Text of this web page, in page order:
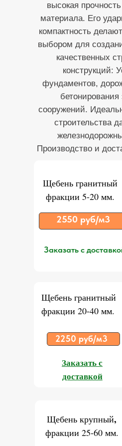
Щебень гранитный
фракции 5-20 мм.
2550 руб/м3
Щебень гранитный
фракции 20-40 мм.
2250 руб/м3
Заказать с
доставкой
высокая
материала. Его
компактность
выбором для
качественных
конструкций:
фундаментов,
сооружений.
строительства
Производство и
Щебень крупный,
фракции 25-60 мм.
Заказать с